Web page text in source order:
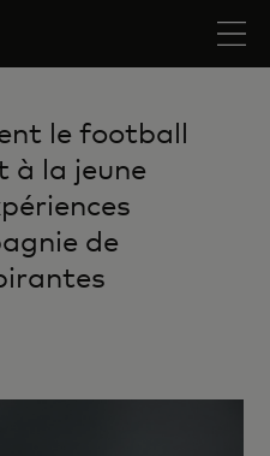
le football
à la jeune
de